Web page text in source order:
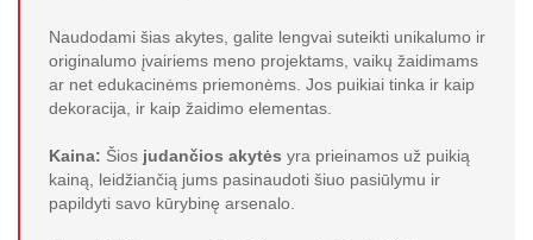
Naudodami šias akytes, galite lengvai suteikti unikalumo ir
originalumo įvairiems meno projektams, vaikų žaidimams
ar net edukacinėms priemonėms. Jos puikiai tinka ir kaip
dekoracija, ir kaip žaidimo elementas.
Kaina: Šios judančios akytės yra prieinamos už puikią
kainą, leidžiančią jums pasinaudoti šiuo pasiūlymu ir
papildyti savo kūrybinę arsenalo.